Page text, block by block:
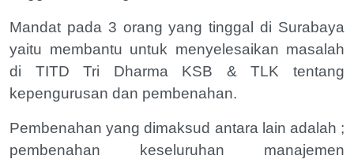
Mandat pada 3 orang yang tinggal di Surabaya
yaitu membantu untuk menyelesaikan masalah
di TITD Tri Dharma KSB & TLK tentang
kepengurusan dan pembenahan.
Pembenahan yang dimaksud antara lain adalah ;
pembenahan keseluruhan manajemen